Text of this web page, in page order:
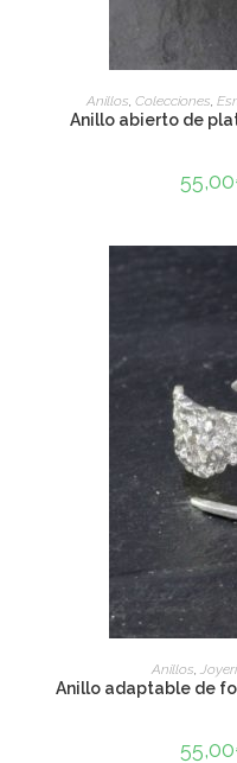
Anillos, Colecciones,
Anillo abierto de
55,00
Anillos
Anillo adaptable de
55,00